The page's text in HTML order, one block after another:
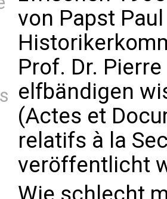
von Papst
Prof. Dr.
elfbändigen
(Actes et
relatifs à la
veröffentlicht